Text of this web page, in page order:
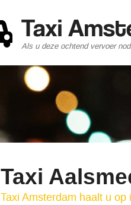
Taxi
Als u deze ochtend vervoer
Taxi
Taxi Amsterdam haalt u